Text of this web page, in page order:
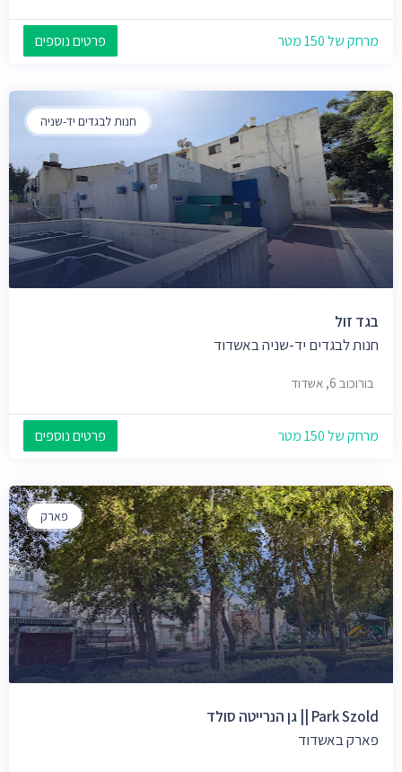
מרחק של 150 מטר פרטים נוספים
חנות לבגדים יד-שניה
בגד זול
חנות לבגדים יד-שניה באשדוד
בורוכוב 6, אשדוד
מרחק של 150 מטר פרטים נוספים
פארק
Park Szold || גן הנרייטה סולד
פארק באשדוד